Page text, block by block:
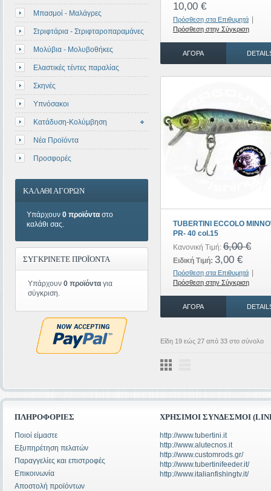
10,00 €
Πρόσθεση στα Επιθυμητά
Πρόσθεση στην Σύγκριση
ΑΓΟΡΆ
TUBERTINI ECCOLO
PR- 40 col.15
Κανονική Τιμή: 6,00 €
Ειδική Τιμή: 3,00 €
Πρόσθεση στα Επιθυμητά
Πρόσθεση στην Σύγκριση
ΑΓΟΡΆ
Είδη 19 εώς 27 από 33 στο σύνολο
Μπασμοί - Μαλάγρες
Στριφτάρια - Στριφταροπαραμάνες
Μολύβια - Μολυβοθήκες
Ελαστικές τέντες παραλίας
Σκηνές
Υπνόσακοι
Κατάδυση-Κολύμβηση
Νέα Προϊόντα
Προσφορές
ΚΑΛΑΘΙ ΑΓΟΡΩΝ
Υπάρχουν 0 προϊόντα στο
καλάθι σας.
ΣΥΓΚΡΙΝΕΤΕ ΠΡΟΪΟΝΤΑ
Υπάρχουν 0 προϊόντα για
σύγκριση.
ΠΛΗΡΟΦΟΡΊΕΣ
Ποιοί είμαστε
Εξυπηρέτηση πελατών
Παραγγελίες και επιστροφές
Επικοινωνία
Αποστολή προϊόντων
ΧΡΉΣΙΜΟΙ ΣΎΝΔΕΣΜΟΙ
http://www.tubertini.it
http://www.alutecnos.it
http://www.customrods.gr/
http://www.tubertinifeeder.it/
http://www.italianfishingtv.it/